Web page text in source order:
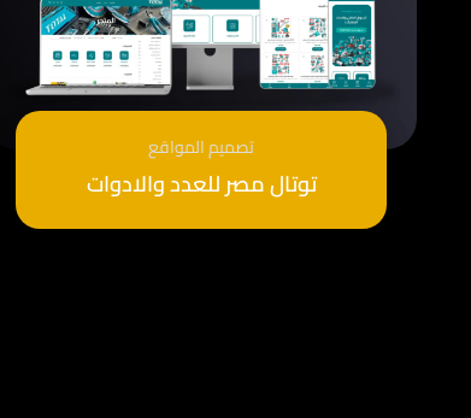
توتال مصر للعدد والادوات
تصميم المواقع